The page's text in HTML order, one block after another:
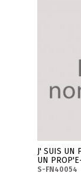
J' SUIS UN
UN
S-FN40054